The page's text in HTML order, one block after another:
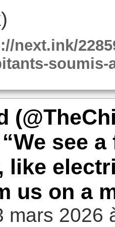
)
next.ink/
soumis-
see
like
us on a
mars 2026